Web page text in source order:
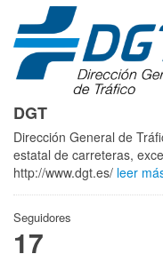
DGT
Dirección General de
estatal de carreteras,
http://www.dgt.es/ leer
Seguidores
17